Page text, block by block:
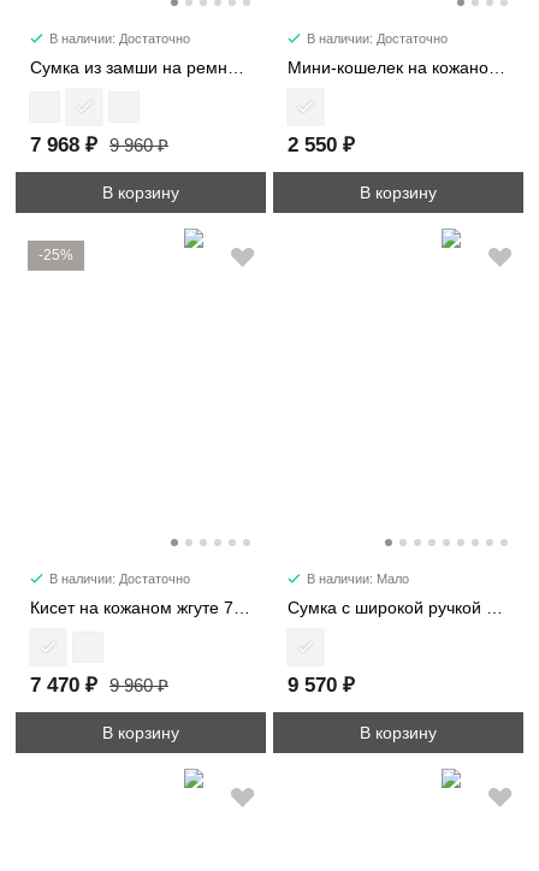
В наличии: Достаточно
Сумка из замши на ремне 7361
7 968 ₽ 9 960 ₽
В корзину
В наличии: Достаточно
Мини-кошелек на кожаном жгуте 8161
2 550 ₽
В корзину
-25%
В наличии: Достаточно
7 470 ₽ 9 960 ₽
В корзину
В наличии: Мало
9 570 ₽
В корзину